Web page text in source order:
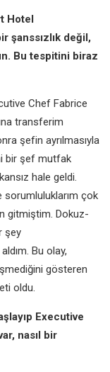
Hotel
şanssızlık değil,
Bu tespitini biraz
Chef Fabrice
transferim
şefin ayrılmasıyla
bir şef mutfak
hale geldi.
sorumluluklarım çok
gitmiştim. Dokuz-
şey
Bu olay,
gösteren
oldu.
Executive
nasıl bir